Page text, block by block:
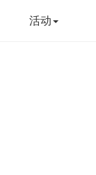
活动